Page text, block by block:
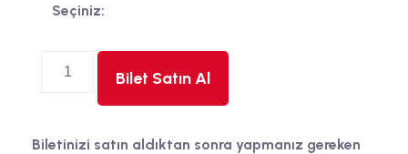
Seçiniz:
Bilet Satın Al
Biletinizi satın aldıktan sonra yapmanız gereken